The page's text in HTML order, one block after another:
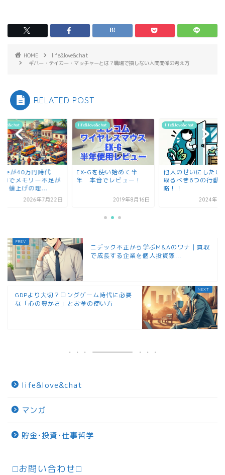
HOME
life&love&chat
ギバー・テイカー・マッチャーとは？職場で損しない人間関係の考え方
RELATED POST
が40万円時代
AIでメモリー不足が
、値上げの理...
2026年7月22日
life&love&chat
EX-Gを使い始めて半
年 本音でレビュー！
2019年8月16日
life&love&chat
他人のせいにしたい
取るべき6つの行動
略！！
2024年5
ニデック不正から学ぶM&Aのワナ｜買収
で成長する企業を個人投資家...
GDPより大切？ロングゲーム時代に必要
な「心の豊かさ」とお金の使い方
life&love&chat
マンガ
貯金•投資•仕事哲学
⬜︎お問い合わせ⬜︎